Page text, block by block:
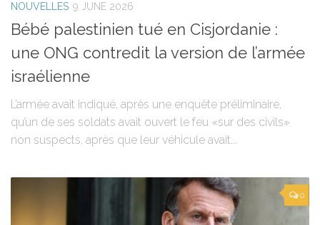
NOUVELLES 9 JUNE 2026
Bébé palestinien tué en Cisjordanie :
une ONG contredit la version de l’armée
israélienne
L’armée avait indiqué, après une enquête préliminaire,
qu’un de ses soldats avait ouvert le feu «sur des civils»
non suspects, après que leur véhicule avait...
0